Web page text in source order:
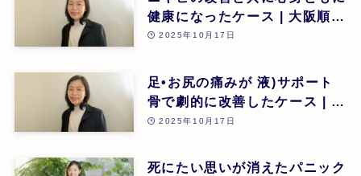
健康になったケース | 大阪順子
| 第26回
2025年10月17日
足•お尻の痛みが 液)サポート
骨で劇的に改善したケース | 大
阪順子 | 第26回
2025年10月17日
死にたい思いが消えたパニック